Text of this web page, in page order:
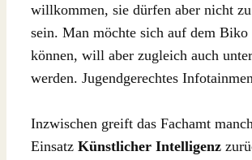
willkommen, sie dürfen aber nicht
sein. Man möchte sich auf dem
können, will aber zugleich auch
werden. Jugendgerechtes
Inzwischen greift das Fachamt
Einsatz Künstlicher Intelligenz